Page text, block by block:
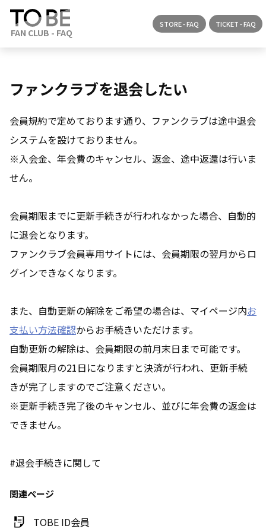
STORE - FAQ TICKET - FAQ
ファンクラブを退会したい
会員規約で定めております通り、ファンクラブは途中退会
システムを設けておりません。
※入会金、年会費のキャンセル、返金、途中返還は行いま
せん。
会員期限までに更新手続きが行われなかった場合、自動的
に退会となります。
ファンクラブ会員専用サイトには、会員期限の翌月からロ
グインできなくなります。
また、自動更新の解除をご希望の場合は、マイページ内お
支払い方法確認からお手続きいただけます。
自動更新の解除は、会員期限の前月末日まで可能です。
会員期限月の21日になりますと決済が行われ、更新手続
きが完了しますのでご注意ください。
※更新手続き完了後のキャンセル、並びに年会費の返金は
できません。
#退会手続きに関して
関連ページ
TOBE ID会員